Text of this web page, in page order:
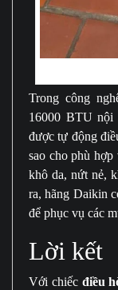
Trong công
16000 BTU nội
được tự động
sao cho phù
khô da, nứt nẻ,
ra, hãng Daikin
để phục vụ các
Lời kết
Với chiếc điều